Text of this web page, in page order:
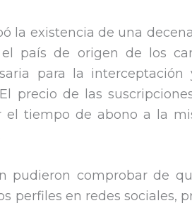
la existencia de una
país de origen de los
para la
precio de las
el tiempo de abono a la
pudieron comprobar de
perfiles en redes sociales,